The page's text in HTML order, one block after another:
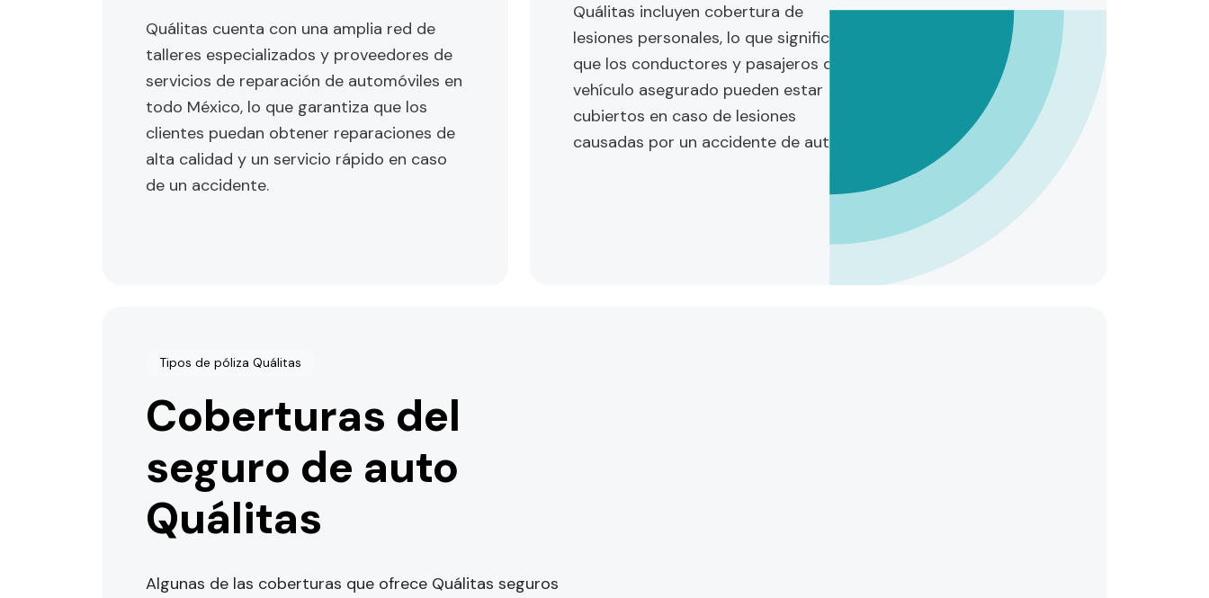
Quálitas cuenta con una amplia red de
talleres especializados y proveedores de
servicios de reparación de automóviles en
todo México, lo que garantiza que los
clientes puedan obtener reparaciones de
alta calidad y un servicio rápido en caso
de un accidente.
Quálitas incluyen cobertura de
lesiones personales, lo que significa
que los conductores y pasajeros del
vehículo asegurado pueden estar
cubiertos en caso de lesiones
causadas por un accidente de auto.
Tipos de póliza Quálitas
Coberturas del
seguro de auto
Quálitas
Algunas de las coberturas que ofrece Quálitas seguros